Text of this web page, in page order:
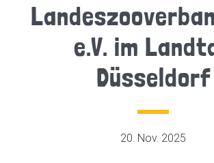
e.V. im
Düsseldorf
20. Nov. 2025